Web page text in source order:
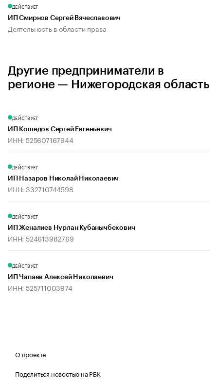
ДЕЙСТВУЕТ
ИП Смирнов Сергей Вячеславович
Деятельность в области права
Другие предприниматели в
регионе — Нижегородская область
ДЕЙСТВУЕТ
ИП Кошедов Сергей Евгеньевич
ИНН: 525607167944
ДЕЙСТВУЕТ
ИП Назаров Николай Николаевич
ИНН: 332710744598
ДЕЙСТВУЕТ
ИП Женалиев Нурлан Кубанычбекович
ИНН: 524613982769
ДЕЙСТВУЕТ
ИП Чапаев Алексей Николаевич
ИНН: 525711003974
О проекте
Поделиться новостью на РБК